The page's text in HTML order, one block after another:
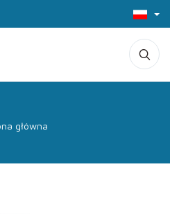
główna